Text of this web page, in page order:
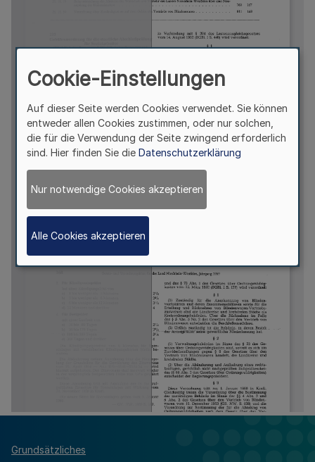
Grundsätzliches
Cookie-Einstellungen
Auf dieser Seite werden Cookies verwendet. Sie können
entweder allen Cookies zustimmen, oder nur solchen,
die für die Verwendung der Seite zwingend erforderlich
sind. Hier finden Sie die Datenschutzerklärung
Nur notwendige Cookies akzeptieren
Alle Cookies akzeptieren